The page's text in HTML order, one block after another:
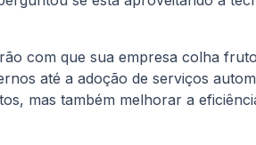
com que sua empresa colha
até a adoção de serviços
mas também melhorar a